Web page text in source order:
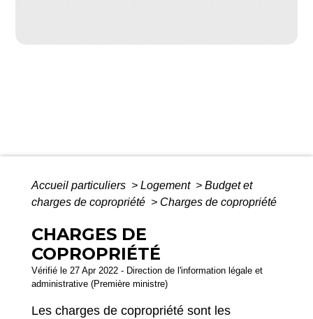
Accueil particuliers > Logement > Budget et
charges de copropriété > Charges de copropriété
CHARGES DE
COPROPRIÉTÉ
Vérifié le 27 Apr 2022 - Direction de l'information légale et
administrative (Première ministre)
Les charges de copropriété sont les